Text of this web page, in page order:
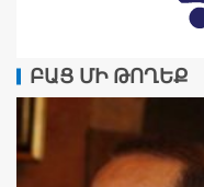
ԲԱՑ ՄԻ ԹՈՂԵՔ